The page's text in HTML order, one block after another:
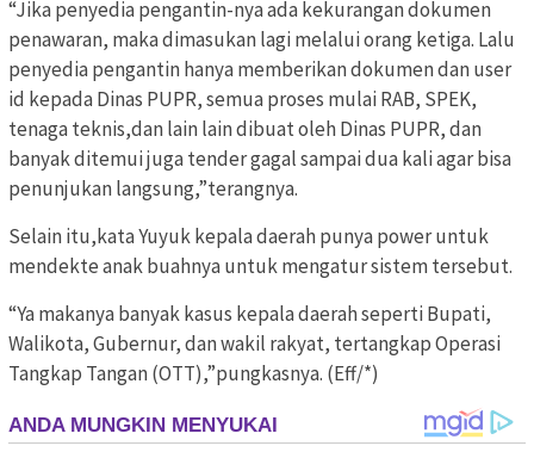
“Jika penyedia pengantin-nya ada kekurangan dokumen
penawaran, maka dimasukan lagi melalui orang ketiga. Lalu
penyedia pengantin hanya memberikan dokumen dan user
id kepada Dinas PUPR, semua proses mulai RAB, SPEK,
tenaga teknis,dan lain lain dibuat oleh Dinas PUPR, dan
banyak ditemui juga tender gagal sampai dua kali agar bisa
penunjukan langsung,”terangnya.
Selain itu,kata Yuyuk kepala daerah punya power untuk
mendekte anak buahnya untuk mengatur sistem tersebut.
“Ya makanya banyak kasus kepala daerah seperti Bupati,
Walikota, Gubernur, dan wakil rakyat, tertangkap Operasi
Tangkap Tangan (OTT),”pungkasnya. (Eff/*)